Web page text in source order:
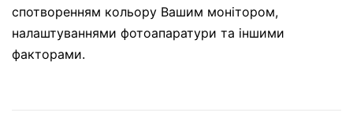
спотворенням кольору Вашим монітором,
налаштуваннями фотоапаратури та іншими
факторами.